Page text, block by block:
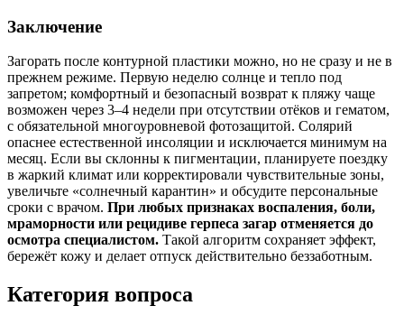
Заключение
Загорать после контурной пластики можно, но не сразу и не в
прежнем режиме. Первую неделю солнце и тепло под
запретом; комфортный и безопасный возврат к пляжу чаще
возможен через 3–4 недели при отсутствии отёков и гематом,
с обязательной многоуровневой фотозащитой. Солярий
опаснее естественной инсоляции и исключается минимум на
месяц. Если вы склонны к пигментации, планируете поездку
в жаркий климат или корректировали чувствительные зоны,
увеличьте «солнечный карантин» и обсудите персональные
сроки с врачом. При любых признаках воспаления, боли,
мраморности или рецидиве герпеса загар отменяется до
осмотра специалистом. Такой алгоритм сохраняет эффект,
бережёт кожу и делает отпуск действительно беззаботным.
Категория вопроса